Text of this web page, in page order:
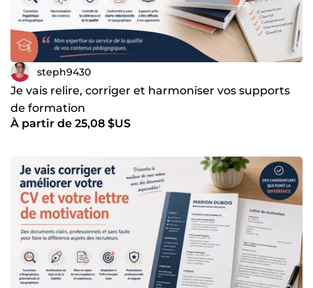
steph9430
Je vais relire, corriger et harmoniser vos supports
de formation
À partir de 25,08 $US